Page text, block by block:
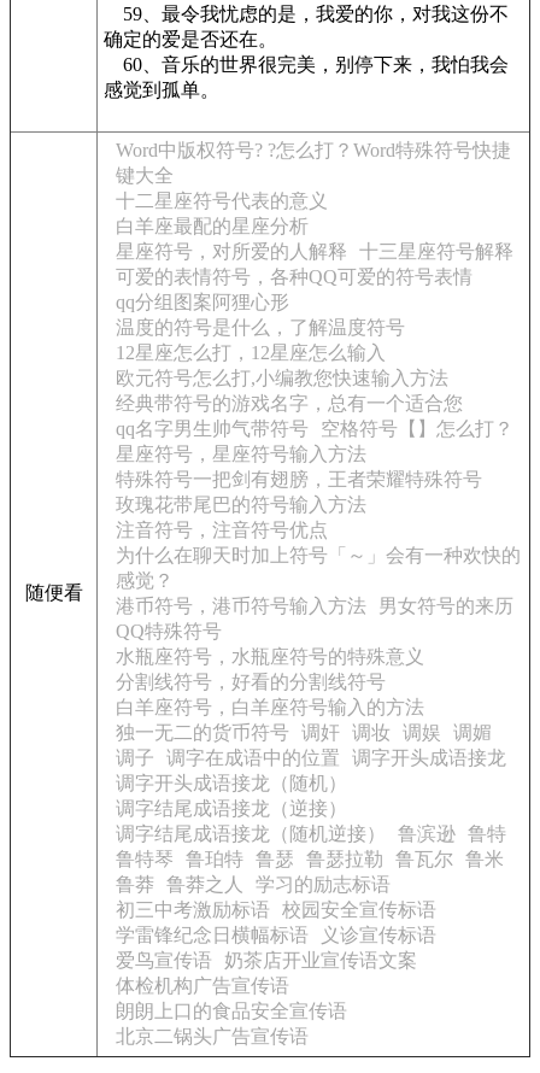
59、最令我忧虑的是，我爱的你，对我这份不
确定的爱是否还在。
60、音乐的世界很完美，别停下来，我怕我会
感觉到孤单。
随便看
Word中版权符号? ?怎么打？Word特殊符号快捷
键大全
十二星座符号代表的意义
白羊座最配的星座分析
星座符号，对所爱的人解释
十三星座符号解释
可爱的表情符号，各种QQ可爱的符号表情
qq分组图案阿狸心形
温度的符号是什么，了解温度符号
12星座怎么打，12星座怎么输入
欧元符号怎么打,小编教您快速输入方法
经典带符号的游戏名字，总有一个适合您
qq名字男生帅气带符号
空格符号【】怎么打？
星座符号，星座符号输入方法
特殊符号一把剑有翅膀，王者荣耀特殊符号
玫瑰花带尾巴的符号输入方法
注音符号，注音符号优点
为什么在聊天时加上符号「～」会有一种欢快的
感觉？
港币符号，港币符号输入方法
男女符号的来历
QQ特殊符号
水瓶座符号，水瓶座符号的特殊意义
分割线符号，好看的分割线符号
白羊座符号，白羊座符号输入的方法
独一无二的货币符号 调奸 调妆 调娱
调媚
调子
调字在成语中的位置
调字开头成语接龙
调字开头成语接龙（随机）
调字结尾成语接龙（逆接）
调字结尾成语接龙（随机逆接）
鲁滨逊 鲁特
鲁特琴
鲁珀特 鲁瑟 鲁瑟拉勒 鲁瓦尔
鲁米
鲁莽
鲁莽之人
学习的励志标语
初三中考激励标语
校园安全宣传标语
学雷锋纪念日横幅标语
义诊宣传标语
爱鸟宣传语
奶茶店开业宣传语文案
体检机构广告宣传语
朗朗上口的食品安全宣传语
北京二锅头广告宣传语